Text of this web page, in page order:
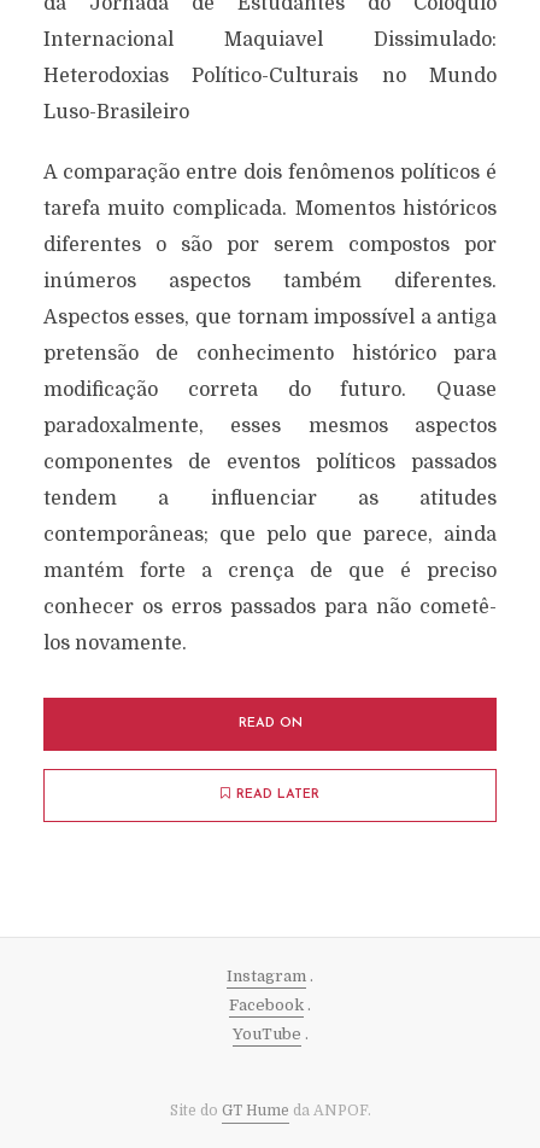
Internacional Maquiavel Dissimulado:
Heterodoxias Político-Culturais no Mundo
Luso-Brasileiro
A comparação entre dois fenômenos políticos é
tarefa muito complicada. Momentos históricos
diferentes o são por serem compostos por
inúmeros aspectos também diferentes.
Aspectos esses, que tornam impossível a antiga
pretensão de conhecimento histórico para
modificação correta do futuro. Quase
paradoxalmente, esses mesmos aspectos
componentes de eventos políticos passados
tendem a influenciar as atitudes
contemporâneas; que pelo que parece, ainda
mantém forte a crença de que é preciso
conhecer os erros passados para não cometê-
los novamente.
READ ON
READ LATER
Instagram .
Facebook .
YouTube .
Site do GT Hume da ANPOF.